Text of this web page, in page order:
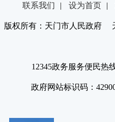
联系我们 | 设为首页 |
版权所有：天门市人民政府
12345政务服务便民热
政府网站标识码：